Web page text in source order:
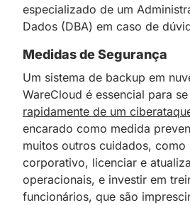
especializado de um
Dados (DBA) em caso de
Medidas de Segurança
Um sistema de backup em
WareCloud é essencial para se
rapidamente de um
encarado como medida
muitos outros cuidados, como
corporativo, licenciar e
operacionais, e investir em
funcionários, que são